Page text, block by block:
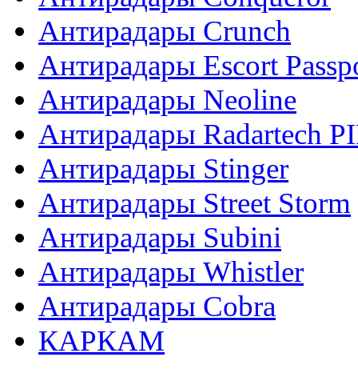
Антирадары Crunch
Антирадары Escort
Антирадары Neoline
Антирадары Radartech
Антирадары Stinger
Антирадары Street Storm
Антирадары Subini
Антирадары Whistler
Антирадары Сobra
КАРКАМ